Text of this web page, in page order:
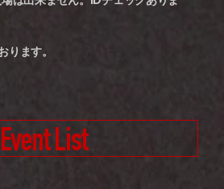
ります。
Event List